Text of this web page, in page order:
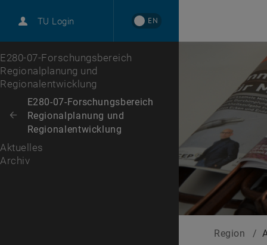
TU Login EN
Karriere
Zur 1. Menü Ebene
E280-07-Forschungsbereich
Regionalplanung und
Regionalentwicklung
Zurück: Subseiten von E280-07-Forschungsbereich Regionalplanung
Zurück zur letzten Ebene:
E280-07-Forschungsbereich
Regionalplanung und
Regionalentwicklung
Aktuelles
Archiv
Region /